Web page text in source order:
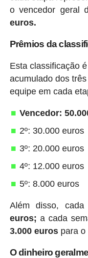
o vencedor geral
euros.
Prêmios da
Esta classificação
acumulado dos
equipe em cada
Vencedor:
2º: 30.000 euros
3º: 20.000 euros
4º: 12.000 euros
5º: 8.000 euros
Além disso,
euros; a cada
3.000 eurospara o
O dinheiro